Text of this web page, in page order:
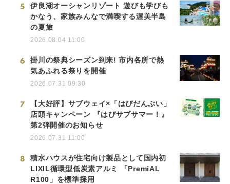
5
伊良湖オーシャンリゾート 遊びも学びも
かなう、家族みんなで満喫する渥美半島
の夏旅
2026.08.04 11:00
6
掛川の祭典シーズン到来! 市内各所で熱
気あふれる祭りを開催
2026.07.31 09:30
7
【大好評】サブウェイ×「はぴだんぶい」
店頭キャンペーン 『はぴサブサマー！』
第2弾開催のお知らせ
2026.07.31 11:00
8
積水ハウスが住宅向け製品として国内初
LIXIL循環型低炭素アルミ 「PremiAL
R100」を標準採用